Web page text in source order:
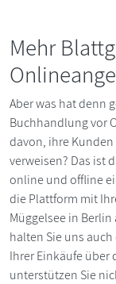
Mehr
Aber was hat denn
Buchhandlung vor
davon, ihre
verweisen? Das ist
online und offline
die Plattform mit
Müggelsee in
halten Sie uns
Ihrer Einkäufe über
unterstützen Sie